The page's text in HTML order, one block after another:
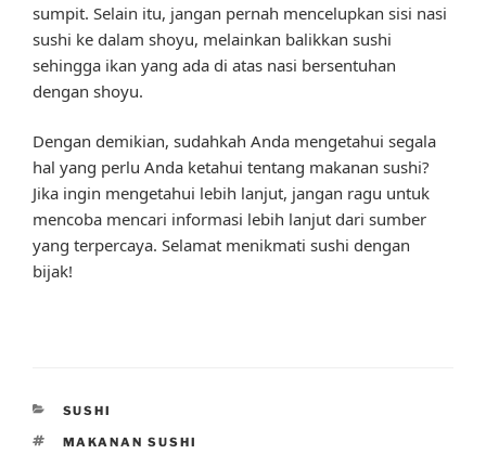
sumpit. Selain itu, jangan pernah mencelupkan sisi nasi
sushi ke dalam shoyu, melainkan balikkan sushi
sehingga ikan yang ada di atas nasi bersentuhan
dengan shoyu.
Dengan demikian, sudahkah Anda mengetahui segala
hal yang perlu Anda ketahui tentang makanan sushi?
Jika ingin mengetahui lebih lanjut, jangan ragu untuk
mencoba mencari informasi lebih lanjut dari sumber
yang terpercaya. Selamat menikmati sushi dengan
bijak!
CATEGORIES
SUSHI
TAGS
MAKANAN SUSHI